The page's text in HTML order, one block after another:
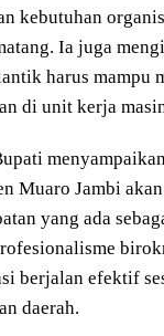
kebutuhan
Ia juga
harus mampu
di unit kerja
Muaro Jambi
yang ada
berjalan efektif
daerah.